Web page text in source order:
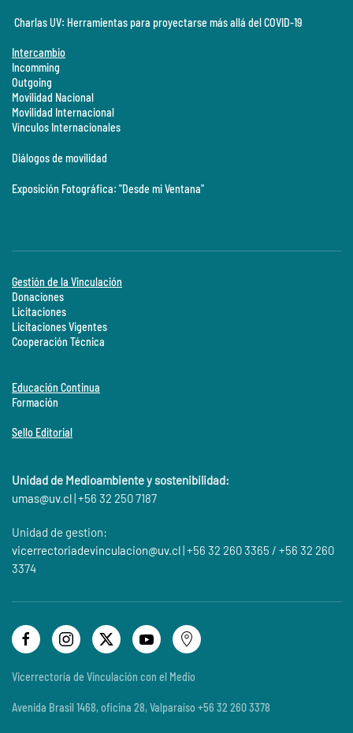
Charlas UV: Herramientas para proyectarse más allá del COVID-19
Intercambio
Incomming
Outgoing
Movilidad Nacional
Movilidad Internacional
Vínculos Internacionales
Diálogos de movilidad
Exposición Fotográfica: "Desde mi Ventana"
Gestión de la Vinculación
Donaciones
Licitaciones
Licitaciones Vigentes
Cooperación Técnica
Educación Continua
Formación
Sello Editorial
Unidad de Medioambiente y sostenibilidad:
umas@uv.cl| +56 32 250 7187
Unidad de gestion:
vicerrectoriadevinculacion@uv.cl| +56 32 260 3365 / +56 32 260
3374
Vicerrectoría de Vinculación con el Medio
Avenida Brasil 1468, oficina 28, Valparaíso +56 32 260 3378